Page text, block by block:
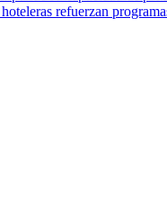
refuerzan